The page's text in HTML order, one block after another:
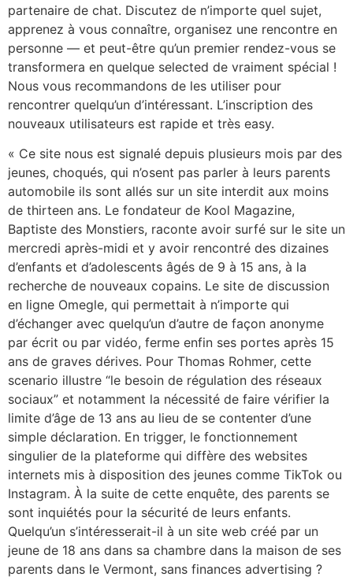
partenaire de chat. Discutez de n’importe quel sujet,
apprenez à vous connaître, organisez une rencontre en
personne — et peut-être qu’un premier rendez-vous se
transformera en quelque selected de vraiment spécial !
Nous vous recommandons de les utiliser pour
rencontrer quelqu’un d’intéressant. L’inscription des
nouveaux utilisateurs est rapide et très easy.
« Ce site nous est signalé depuis plusieurs mois par des
jeunes, choqués, qui n’osent pas parler à leurs parents
automobile ils sont allés sur un site interdit aux moins
de thirteen ans. Le fondateur de Kool Magazine,
Baptiste des Monstiers, raconte avoir surfé sur le site un
mercredi après-midi et y avoir rencontré des dizaines
d’enfants et d’adolescents âgés de 9 à 15 ans, à la
recherche de nouveaux copains. Le site de discussion
en ligne Omegle, qui permettait à n’importe qui
d’échanger avec quelqu’un d’autre de façon anonyme
par écrit ou par vidéo, ferme enfin ses portes après 15
ans de graves dérives. Pour Thomas Rohmer, cette
scenario illustre “le besoin de régulation des réseaux
sociaux” et notamment la nécessité de faire vérifier la
limite d’âge de 13 ans au lieu de se contenter d’une
simple déclaration. En trigger, le fonctionnement
singulier de la plateforme qui diffère des websites
internets mis à disposition des jeunes comme TikTok ou
Instagram. À la suite de cette enquête, des parents se
sont inquiétés pour la sécurité de leurs enfants.
Quelqu’un s’intéresserait-il à un site web créé par un
jeune de 18 ans dans sa chambre dans la maison de ses
parents dans le Vermont, sans finances advertising ?